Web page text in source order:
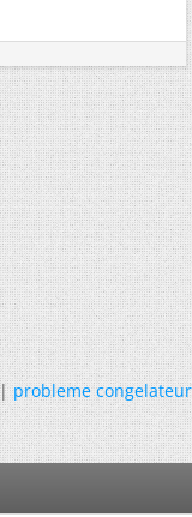
probleme congelateur